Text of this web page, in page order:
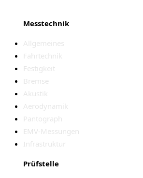
Messtechnik
Allgemeines
Fahrtechnik
Festigkeit
Bremse
Akustik
Aerodynamik
Pantograph
EMV-Messungen
Infrastruktur
Prüfstelle